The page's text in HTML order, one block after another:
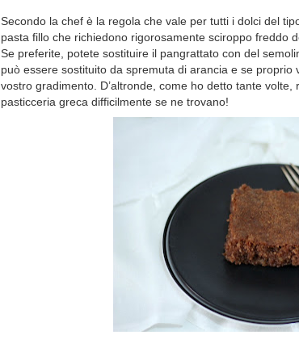
Secondo la chef è la regola che vale per tutti i dolci del
pasta fillo che richiedono rigorosamente sciroppo freddo
Se preferite, potete sostituire il pangrattato con del
può essere sostituito da spremuta di arancia e se
vostro gradimento. D’altronde, come ho detto tante
pasticceria greca difficilmente se ne trovano!